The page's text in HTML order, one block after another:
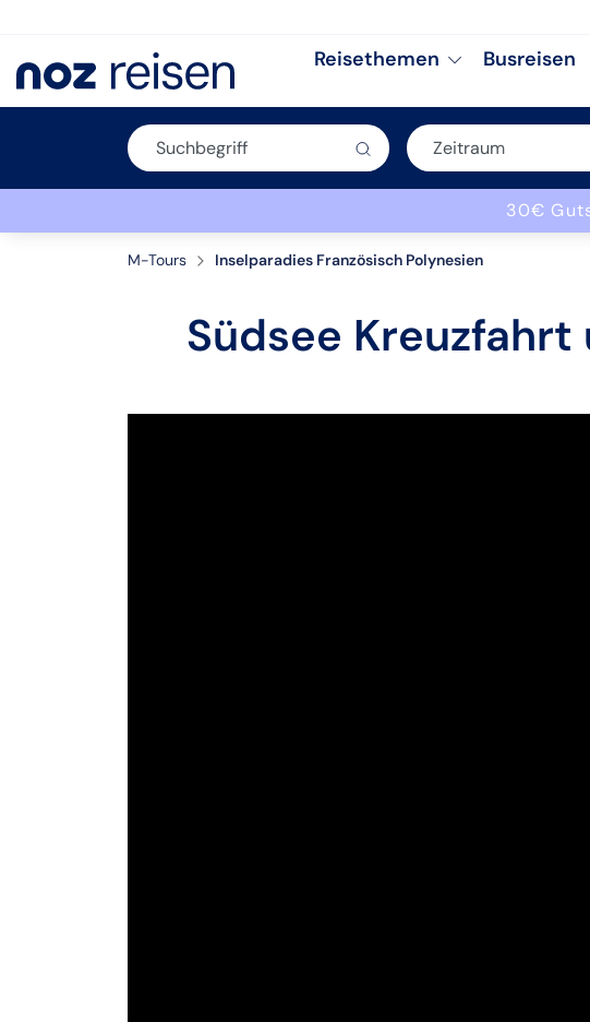
Reisethemen Busreisen
30€
M-Tours Inselparadies Französisch Polynesien
Südsee